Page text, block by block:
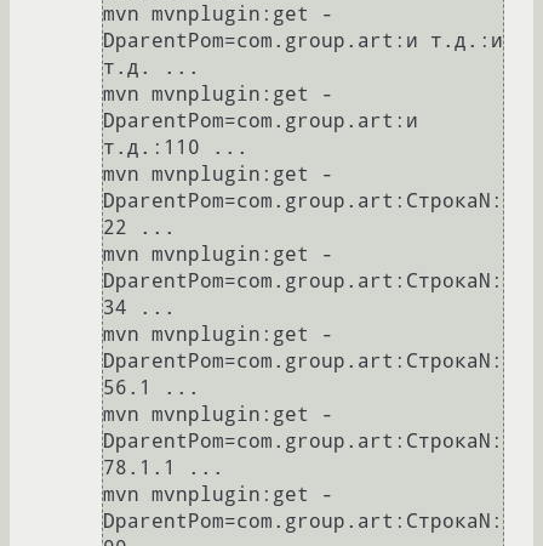
mvn mvnplugin:get -
DparentPom=com.group.art:и т.д.:и
т.д. ...
mvn mvnplugin:get -
DparentPom=com.group.art:и
т.д.:110 ...
mvn mvnplugin:get -
DparentPom=com.group.art:СтрокаN:
22 ...
mvn mvnplugin:get -
DparentPom=com.group.art:СтрокаN:
34 ...
mvn mvnplugin:get -
DparentPom=com.group.art:СтрокаN:
56.1 ...
mvn mvnplugin:get -
DparentPom=com.group.art:СтрокаN:
78.1.1 ...
mvn mvnplugin:get -
DparentPom=com.group.art:СтрокаN: